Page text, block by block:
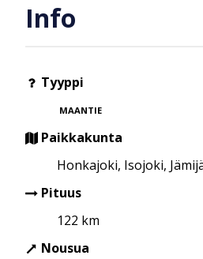
Info
Tyyppi
MAANTIE
Paikkakunta
Honkajoki, Isojoki,
Pituus
122 km
Nousua